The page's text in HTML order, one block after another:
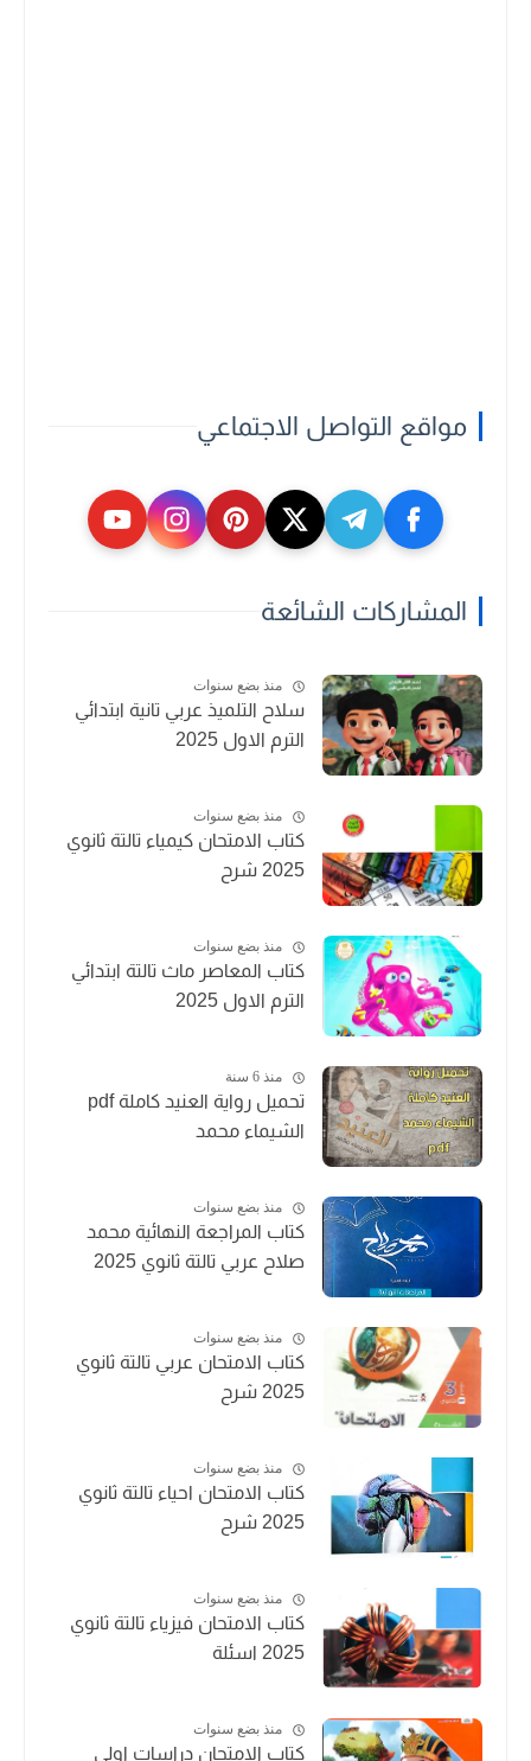
مواقع التواصل الاجتماعي
المشاركات الشائعة
منذ بضع سنوات
سلاح التلميذ عربي تانية ابتدائي
الترم الاول 2025
منذ بضع سنوات
كتاب الامتحان كيمياء تالتة ثانوي
2025 شرح
منذ بضع سنوات
كتاب المعاصر ماث تالتة ابتدائي
الترم الاول 2025
منذ 6 سنة
تحميل رواية العنيد كاملة pdf
الشيماء محمد
منذ بضع سنوات
كتاب المراجعة النهائية محمد
صلاح عربي تالتة ثانوي 2025
منذ بضع سنوات
كتاب الامتحان عربي تالتة ثانوي
2025 شرح
منذ بضع سنوات
كتاب الامتحان احياء تالتة ثانوي
2025 شرح
منذ بضع سنوات
كتاب الامتحان فيزياء تالتة ثانوي
2025 اسئلة
منذ بضع سنوات
كتاب الامتحان دراسات اولي